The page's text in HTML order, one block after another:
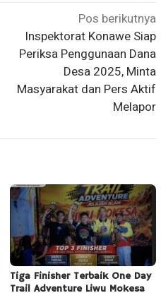
Pos berikutnya
Inspektorat Konawe Siap
Periksa Penggunaan Dana
Desa 2025, Minta
Masyarakat dan Pers Aktif
Melapor
Tiga Finisher Terbaik One Day
Trail Adventure Liwu Mokesa